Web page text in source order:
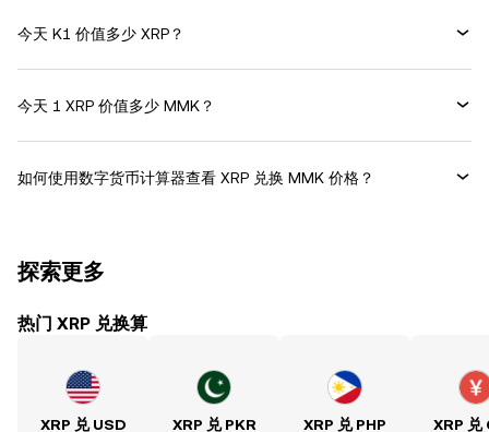
今天 K1 价值多少 XRP？
今天 1 XRP 价值多少 MMK？
如何使用数字货币计算器查看 XRP 兑换 MMK 价格？
探索更多
热门 XRP 兑换算
XRP 兑 USD XRP 兑 PKR XRP 兑 PHP XRP 兑